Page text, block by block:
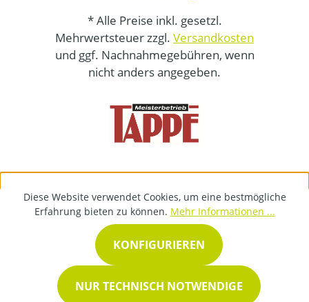
* Alle Preise inkl. gesetzl.
Mehrwertsteuer zzgl. Versandkosten
und ggf. Nachnahmegebühren, wenn
nicht anders angegeben.
Diese Website verwendet Cookies, um eine bestmögliche
Erfahrung bieten zu können. Mehr Informationen ...
NUR TECHNISCH NOTWENDIGE
KONFIGURIEREN